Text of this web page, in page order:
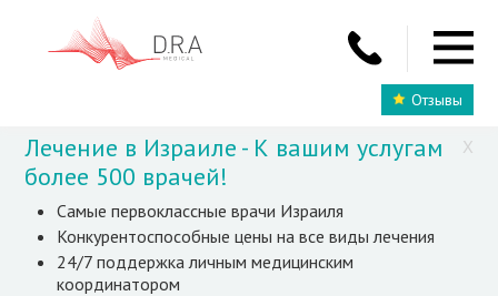
Отзывы
X
Лечение в Израиле - К вашим услугам
более 500 врачей!
Самые первоклассные врачи Израиля
Конкурентоспособные цены на все виды лечения
24/7 поддержка личным медицинским
координатором